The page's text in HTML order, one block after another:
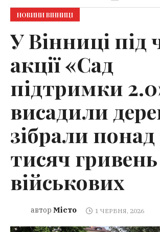
НОВИНИ ВІННИЦІ
У Вінниці під
акції «Сад
підтримки
висадили
зібрали понад
тисяч
військових
автор Місто 1 ЧЕРВНЯ, 2026